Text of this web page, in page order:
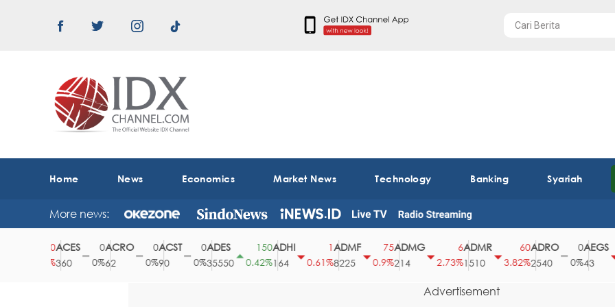
Home News Economics Market News Technology Banking Syariah
More news:
ACES
360
0
ACRO
62
0
ACST
90
0
ADES
35550
0.42%
ADHI
164
0.61%
ADMF
8225
0.9%
ADMG
214
2.73%
ADMR
1510
3.82%
ADRO
2540
0
0%
AEGS
43
Advertisement